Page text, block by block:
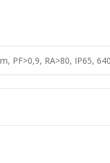
PF>0,9, RA>80, IP65,